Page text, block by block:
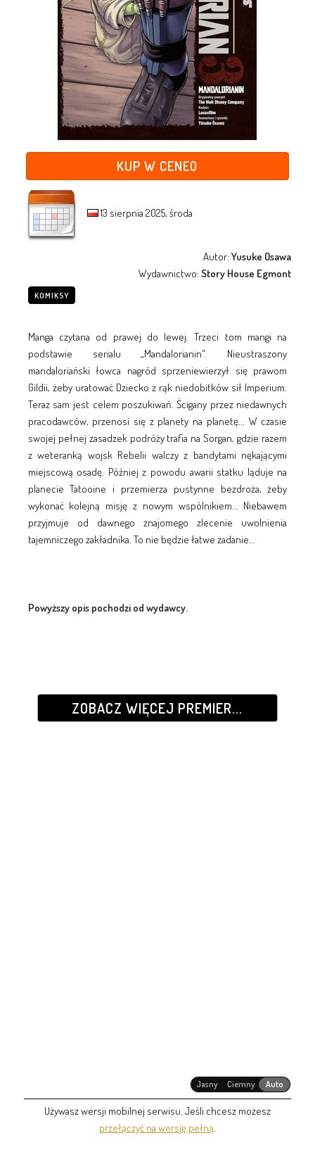
KUP W CENEO
13 sierpnia 2025, środa
Autor:Yusuke Osawa
Wydawnictwo:Story House Egmont
KOMIKSY
Manga czytana od prawej do lewej. Trzeci tom mangi na
podstawie serialu „Mandalorianin". Nieustraszony
mandaloriański łowca nagród sprzeniewierzył się prawom
Gildii, żeby uratować Dziecko z rąk niedobitków sił Imperium.
Teraz sam jest celem poszukiwań. Ścigany przez niedawnych
pracodawców, przenosi się z planety na planetę... W czasie
swojej pełnej zasadzek podróży trafia na Sorgan, gdzie razem
z weteranką wojsk Rebelii walczy z bandytami nękającymi
miejscową osadę. Później z powodu awarii statku ląduje na
planecie Tatooine i przemierza pustynne bezdroża, żeby
wykonać kolejną misję z nowym wspólnikiem... Niebawem
przyjmuje od dawnego znajomego zlecenie uwolnienia
tajemniczego zakładnika. To nie będzie łatwe zadanie...
Powyższy opis pochodzi od wydawcy.
ZOBACZ WIĘCEJ PREMIER...
Jasny Ciemny Auto
Używasz wersji mobilnej serwisu. Jeśli chcesz możesz
przełączyć na wersję pełną